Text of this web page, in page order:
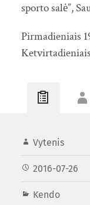
sporto salė”,
Pirmadieniais
Vytenis
2016-07-26
Kendo